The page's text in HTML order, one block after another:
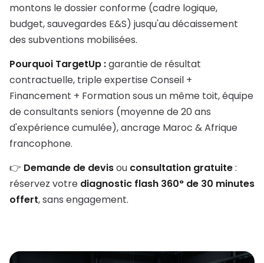
montons le dossier conforme (cadre logique,
budget, sauvegardes E&S) jusqu'au décaissement
des subventions mobilisées.
Pourquoi TargetUp :garantie de résultat
contractuelle, triple expertise Conseil +
Financement + Formation sous un même toit, équipe
de consultants seniors (moyenne de 20 ans
d'expérience cumulée), ancrage Maroc & Afrique
francophone.
👉 Demande de devisou consultation gratuite:
réservez votre diagnostic flash 360° de 30 minutes
offert, sans engagement.